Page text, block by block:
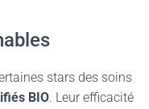
stars des soins
BIO. Leur efficacité